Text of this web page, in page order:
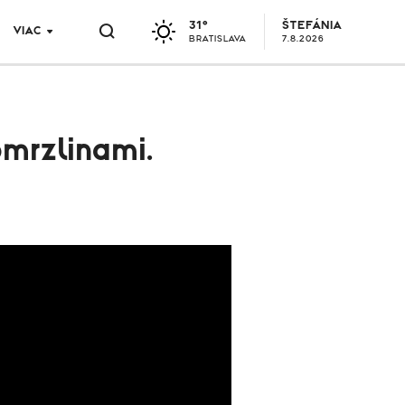
VIAC 31°
BRATISLAVA
ŠTEFÁNIA
7.8.2026